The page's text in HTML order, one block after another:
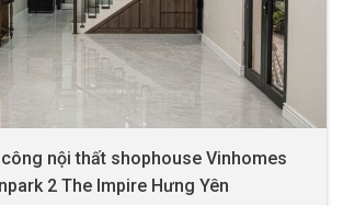
nội thất shophouse Vinhomes
2 The Impire Hưng Yên